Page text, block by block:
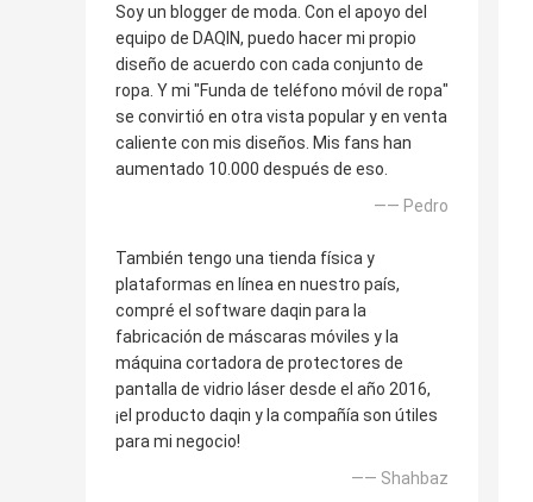
Soy un blogger de moda. Con el apoyo del
equipo de DAQIN, puedo hacer mi propio
diseño de acuerdo con cada conjunto de
ropa. Y mi "Funda de teléfono móvil de ropa"
se convirtió en otra vista popular y en venta
caliente con mis diseños. Mis fans han
aumentado 10.000 después de eso.
—— Pedro
También tengo una tienda física y
plataformas en línea en nuestro país,
compré el software daqin para la
fabricación de máscaras móviles y la
máquina cortadora de protectores de
pantalla de vidrio láser desde el año 2016,
¡el producto daqin y la compañía son útiles
para mi negocio!
—— Shahbaz